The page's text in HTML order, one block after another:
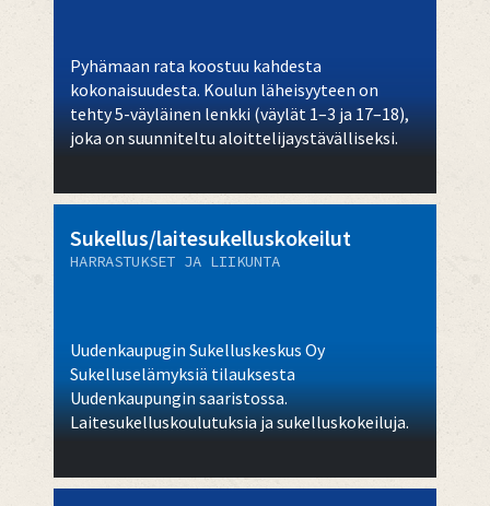
Pyhämaan rata koostuu kahdesta
kokonaisuudesta. Koulun läheisyyteen on
tehty 5-väyläinen lenkki (väylät 1–3 ja 17–18),
joka on suunniteltu aloittelijaystävälliseksi.
Sukellus/laitesukelluskokeilut
HARRASTUKSET JA LIIKUNTA
Uudenkaupugin Sukelluskeskus Oy
Sukelluselämyksiä tilauksesta
Uudenkaupungin saaristossa.
Laitesukelluskoulutuksia ja sukelluskokeiluja.